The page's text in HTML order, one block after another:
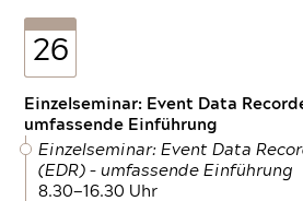
26
Einzelseminar: Event Data
umfassende Einführung
Einzelseminar: Event Data
(EDR) – umfassende Einführung
8.30—16.30 Uhr